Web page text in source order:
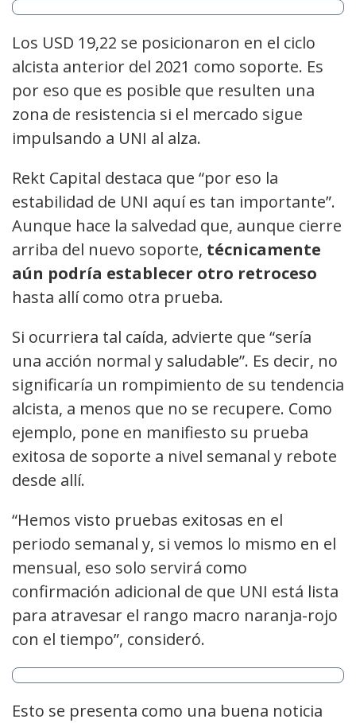
Los USD 19,22 se posicionaron en el ciclo
alcista anterior del 2021 como soporte. Es
por eso que es posible que resulten una
zona de resistencia si el mercado sigue
impulsando a UNI al alza.
Rekt Capital destaca que “por eso la
estabilidad de UNI aquí es tan importante”.
Aunque hace la salvedad que, aunque cierre
arriba del nuevo soporte, técnicamente
aún podría establecer otro retroceso
hasta allí como otra prueba.
Si ocurriera tal caída, advierte que “sería
una acción normal y saludable”. Es decir, no
significaría un rompimiento de su tendencia
alcista, a menos que no se recupere. Como
ejemplo, pone en manifiesto su prueba
exitosa de soporte a nivel semanal y rebote
desde allí.
“Hemos visto pruebas exitosas en el
periodo semanal y, si vemos lo mismo en el
mensual, eso solo servirá como
confirmación adicional de que UNI está lista
para atravesar el rango macro naranja-rojo
con el tiempo”, consideró.
Esto se presenta como una buena noticia